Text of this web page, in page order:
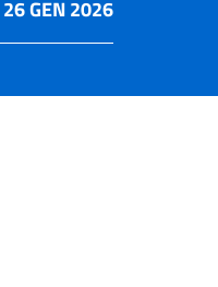
26 GEN 2026